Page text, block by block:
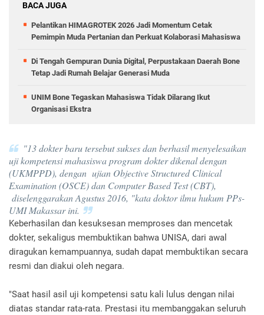
BACA JUGA
Pelantikan HIMAGROTEK 2026 Jadi Momentum Cetak
Pemimpin Muda Pertanian dan Perkuat Kolaborasi Mahasiswa
Di Tengah Gempuran Dunia Digital, Perpustakaan Daerah Bone
Tetap Jadi Rumah Belajar Generasi Muda
UNIM Bone Tegaskan Mahasiswa Tidak Dilarang Ikut
Organisasi Ekstra
"13 dokter baru tersebut sukses dan berhasil menyelesaikan
uji kompetensi mahasiswa program dokter dikenal dengan
(UKMPPD), dengan ujian Objective Structured Clinical
Examination (OSCE) dan Computer Based Test (CBT),
diselenggarakan Agustus 2016, "kata doktor ilmu hukum PPs-
UMI Makassar ini.
Keberhasilan dan kesuksesan memproses dan mencetak
dokter, sekaligus membuktikan bahwa UNISA, dari awal
diragukan kemampuannya, sudah dapat membuktikan secara
resmi dan diakui oleh negara.
"Saat hasil asil uji kompetensi satu kali lulus dengan nilai
diatas standar rata-rata. Prestasi itu membanggakan seluruh